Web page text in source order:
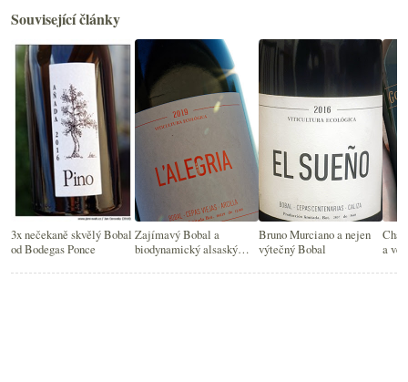
Související články
3x nečekaně skvělý Bobal
od Bodegas Ponce
Zajímavý Bobal a
biodynamický alsaský
Bruno Murciano a nejen
výtečný Bobal
a